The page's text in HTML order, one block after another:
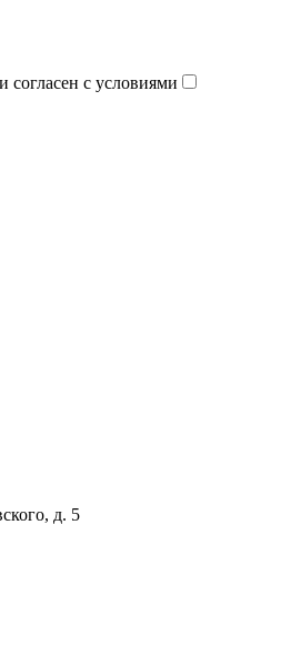
и согласен с условиями
д. 5